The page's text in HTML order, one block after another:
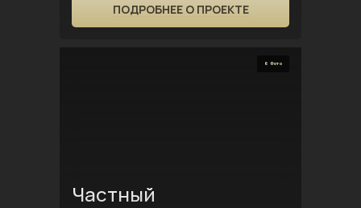
ПОДРОБНЕЕ О ПРОЕКТЕ
6 Фото
Частный